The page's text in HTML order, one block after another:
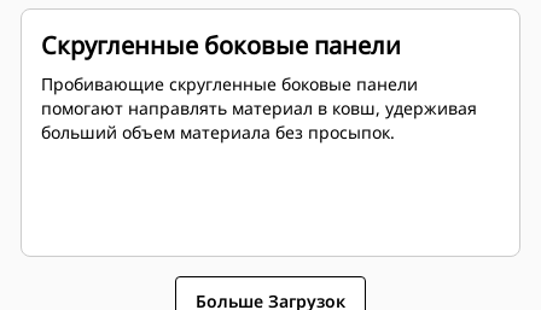
Скругленные боковые панели
Пробивающие скругленные боковые панели
помогают направлять материал в ковш, удерживая
больший объем материала без просыпок.
Больше Загрузок